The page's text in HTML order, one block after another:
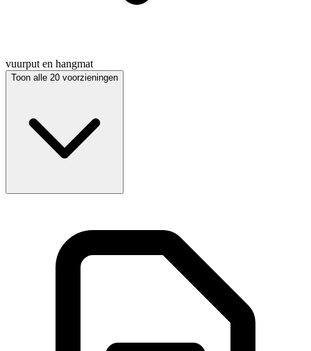
vuurput en hangmat
Toon alle 20 voorzieningen